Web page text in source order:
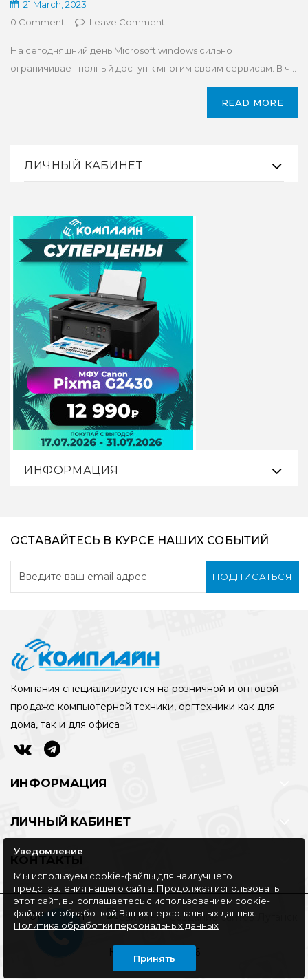
21 March, 2023
0 Comment
Leave Comment
На сегодняшний день Microsoft windows сильно
ограничивает полный доступ к многим своим сервисам. В ч...
READ MORE
ЛИЧНЫЙ КАБИНЕТ
ИНФОРМАЦИЯ
ОСТАВАЙТЕСЬ В КУРСЕ НАШИХ СОБЫТИЙ
ПОДПИСАТЬСЯ
Компания специализируется на розничной и оптовой
продаже компьютерной техники, оргтехники как для
дома, так и для офиса
ИНФОРМАЦИЯ
ЛИЧНЫЙ КАБИНЕТ
КОНТАКТЫ
©Интернет-
магазин
КОМПЛАЙН, 2016
Уведомление
Мы используем cookie-файлы для наилучшего
представления нашего сайта. Продолжая использовать
этот сайт, вы соглашаетесь с использованием cookie-
файлов и обработкой Ваших персональных данных.
Политика обработки персональных данных
Принять